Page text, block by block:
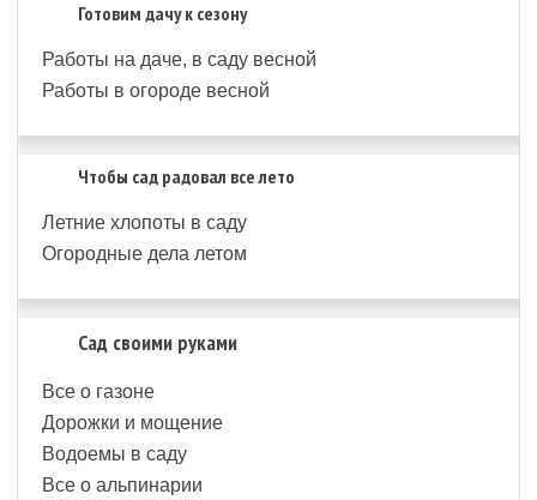
Готовим дачу к сезону
Работы на даче, в саду весной
Работы в огороде весной
Чтобы сад радовал все лето
Летние хлопоты в саду
Огородные дела летом
Сад своими руками
Все о газоне
Дорожки и мощение
Водоемы в саду
Все о альпинарии